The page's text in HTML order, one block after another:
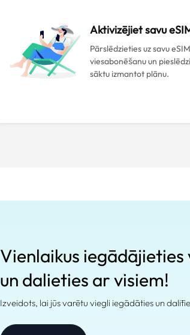
Aktivizējiet savu
Pārslēdzieties uz savu
viesabonēšanu un
sāktu izmantot plānu.
Vienlaikus iegādājieties
un dalieties ar visiem!
Izveidots, lai jūs varētu viegli iegādāties un